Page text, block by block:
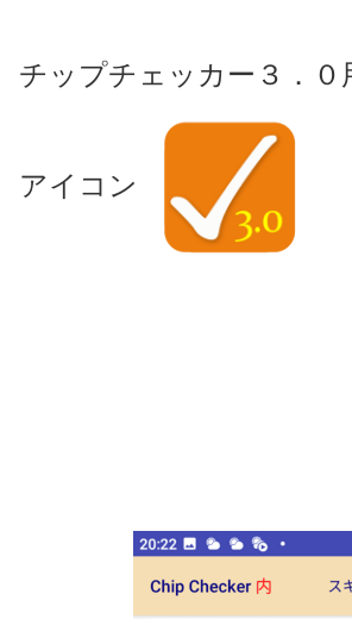
チップチェッカー３．０
アイコン